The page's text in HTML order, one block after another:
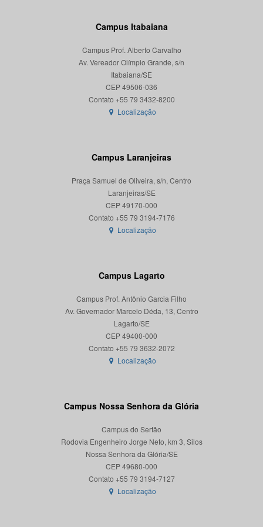
Campus Itabaiana
Campus Prof. Alberto Carvalho
Av. Vereador Olímpio Grande, s/n
Itabaiana/SE
CEP 49506-036
Localização
Campus Laranjeiras
Praça Samuel de Oliveira, s/n, Centro
Laranjeiras/SE
CEP 49170-000
Localização
Campus Lagarto
Campus Prof. Antônio Garcia Filho
Av. Governador Marcelo Déda, 13, Centro
Lagarto/SE
CEP 49400-000
Localização
Campus Nossa Senhora da Glória
Campus do Sertão
Rodovia Engenheiro Jorge Neto, km 3, Silos
Nossa Senhora da Glória/SE
CEP 49680-000
Contato +55 79 3194-7127
Localização